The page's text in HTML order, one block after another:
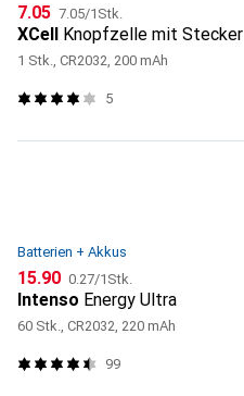
CHF
7.05 CHF
7.05/1Stk.
XCell Knopfzelle mit Stecker
1 Stk., CR2032, 200 mAh
5
Batterien + Akkus
CHF
15.90 CHF
0.27/1Stk.
Intenso Energy Ultra
60 Stk., CR2032, 220 mAh
99